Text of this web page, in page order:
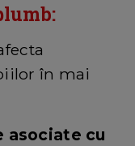
în mai
asociate cu